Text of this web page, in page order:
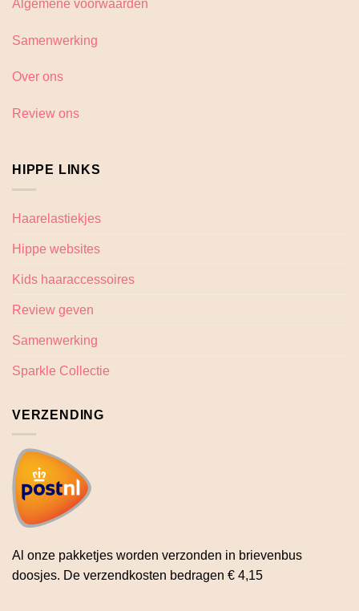
Algemene voorwaarden
Samenwerking
Over ons
Review ons
HIPPE LINKS
Haarelastiekjes
Hippe websites
Kids haaraccessoires
Review geven
Samenwerking
Sparkle Collectie
VERZENDING
Al onze pakketjes worden verzonden in brievenbus
doosjes. De verzendkosten bedragen € 4,15